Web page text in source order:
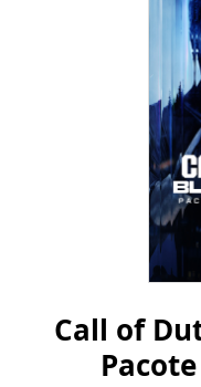
Call of